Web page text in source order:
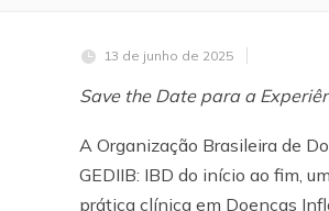
13 de junho de 2025
Save the Date para a
A Organização Brasileira de
GEDIIB: IBD do início ao fim,
prática clínica em Doenças